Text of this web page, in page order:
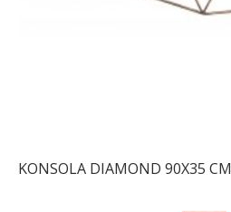
KONSOLA DIAMOND 90X35